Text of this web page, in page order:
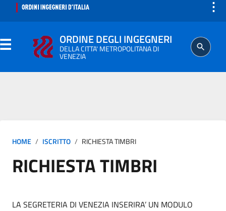
⋮
ORDINE DEGLI INGEGNERI
DELLA CITTA' METROPOLITANA DI
VENEZIA
ISCRITTO
PROFESSIONE
AGGIORNAMENTO PROFESSIONALE
HOME ISCRITTO RICHIESTA TIMBRI
RICHIESTA TIMBRI
LA SEGRETERIA DI VENEZIA INSERIRA’ UN MODULO